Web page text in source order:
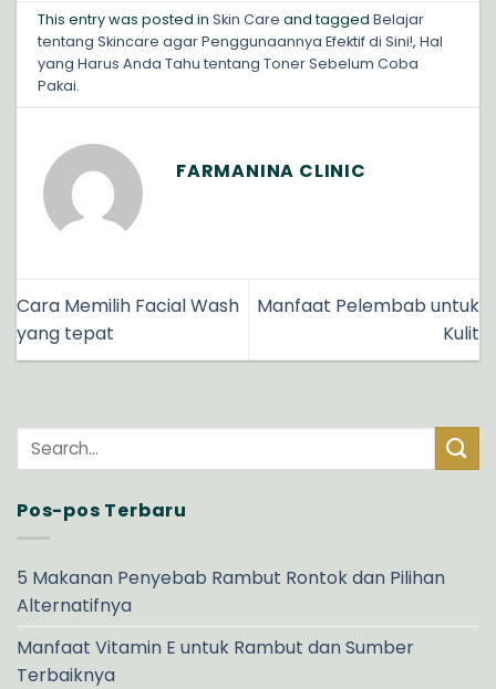
This entry was posted inSkin Care and taggedBelajar
tentang Skincare agar Penggunaannya Efektif di Sini!,Hal
yang Harus Anda Tahu tentang Toner Sebelum Coba
Pakai.
FARMANINA CLINIC
Cara Memilih Facial Wash
yang tepat
Manfaat Pelembab untuk
Kulit
Pos-pos Terbaru
5 Makanan Penyebab Rambut Rontok dan Pilihan
Alternatifnya
Manfaat Vitamin E untuk Rambut dan Sumber
Terbaiknya